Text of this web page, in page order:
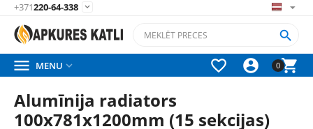
+371220-64-338 
0



 MENU 
Alumīnija radiators
100x781x1200mm (15 sekcijas)